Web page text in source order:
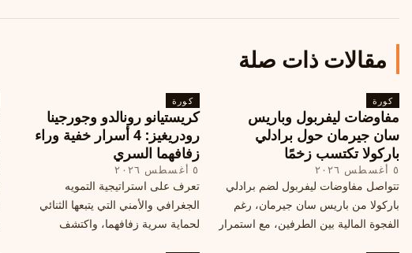
مقالات ذات صلة
كورة
مفاوضات ليفربول وباريس
سان جيرمان حول برادلي
باركولا تكتسب زخمًا
٥ أغسطس ٢٠٢٦
تتواصل مفاوضات ليفربول لضم برادلي
باركولا من باريس سان جيرمان، رغم
الفجوة المالية بين الطرفين، مع استمرار
كورة
كريستيانو رونالدو وجورجينا
رودريغيز: 4 أسرار خفية وراء
زفافهما السري
٥ أغسطس ٢٠٢٦
تعرف على استراتيجية التمويه
الجغرافي والأمني التي يتبعها الثنائي
لحماية سرية زفافهما، واكتشف